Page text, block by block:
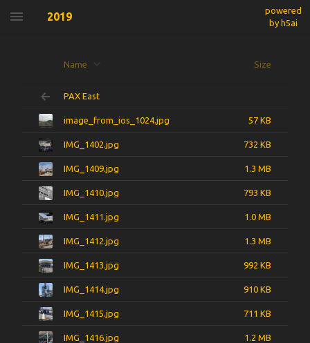
2019
powered
by h5ai
Name Size
PAX East
image_from_ios_1024.jpg 57 KB
IMG_1402.jpg 732 KB
IMG_1409.jpg 1.3 MB
IMG_1410.jpg 793 KB
IMG_1411.jpg 1.0 MB
IMG_1412.jpg 1.3 MB
IMG_1413.jpg 992 KB
IMG_1414.jpg 910 KB
IMG_1415.jpg 711 KB
IMG_1416.jpg 1.2 MB